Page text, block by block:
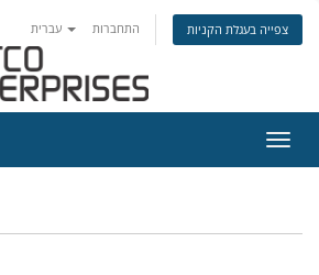
התחברות צפייה בעגלת הקניות
ניווט